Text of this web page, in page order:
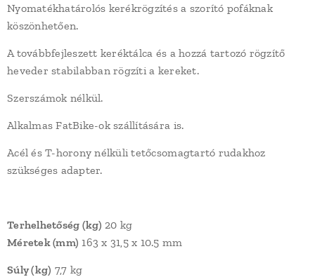
Nyomatékhatárolós kerékrögzítés a szorító pofáknak
köszönhetően.
A továbbfejleszett keréktálca és a hozzá tartozó rögzítő
heveder stabilabban rögzíti a kereket.
Szerszámok nélkül.
Alkalmas FatBike-ok szállítására is.
Acél és T-horony nélküli tetőcsomagtartó rudakhoz
szükséges adapter.
Terhelhetőség (kg) 20 kg
Méretek (mm) 163 x 31,5 x 10.5 mm
Súly (kg) 7,7 kg